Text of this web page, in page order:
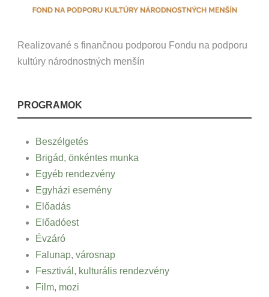
Realizované s finančnou podporou Fondu na podporu
kultúry národnostných menšín
PROGRAMOK
Beszélgetés
Brigád, önkéntes munka
Egyéb rendezvény
Egyházi esemény
Előadás
Előadóest
Évzáró
Falunap, városnap
Fesztivál, kulturális rendezvény
Film, mozi